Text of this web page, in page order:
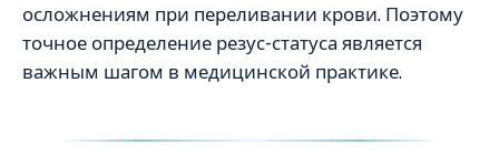
осложнениям при переливании крови. Поэтому
точное определение резус-статуса является
важным шагом в медицинской практике.